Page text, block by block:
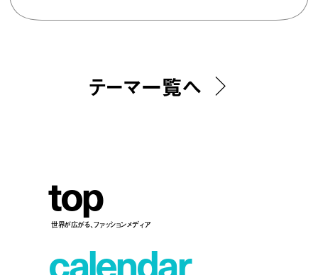
テーマ一覧へ
top
世界が広がる、ファッションメディア